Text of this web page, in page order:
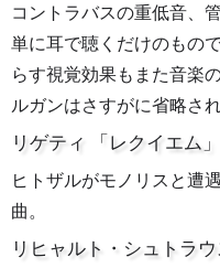
コントラバスの重低音、
単に耳で聴くだけのもの
らす視覚効果もまた音楽
ルガンはさすがに省略さ
リゲティ 「レクイエム
ヒトザルがモノリスと遭
曲。
リヒャルト・シュトラ